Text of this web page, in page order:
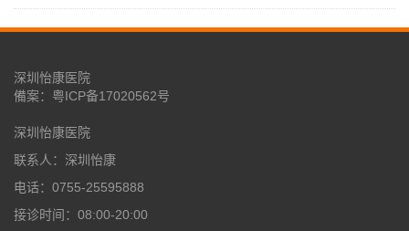
深圳怡康医院
備案： 粤ICP备17020562号
深圳怡康医院
联系人：深圳怡康
电话：0755-25595888
接诊时间：08:00-20:00